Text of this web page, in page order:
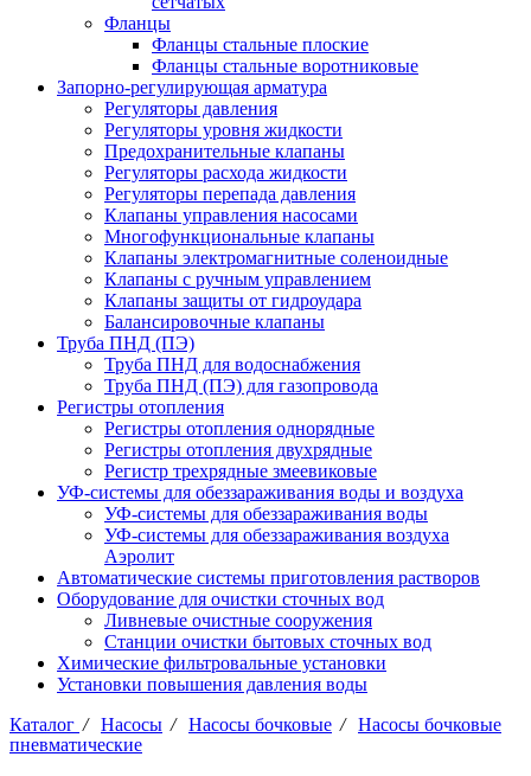
Фланцы
Фланцы стальные плоские
Фланцы стальные воротниковые
Запорно-регулирующая арматура
Регуляторы давления
Регуляторы уровня жидкости
Предохранительные клапаны
Регуляторы расхода жидкости
Регуляторы перепада давления
Клапаны управления насосами
Многофункциональные клапаны
Клапаны электромагнитные соленоидные
Клапаны с ручным управлением
Клапаны защиты от гидроудара
Балансировочные клапаны
Труба ПНД (ПЭ)
Труба ПНД для водоснабжения
Труба ПНД (ПЭ) для газопровода
Регистры отопления
Регистры отопления однорядные
Регистры отопления двухрядные
Регистр трехрядные змеевиковые
УФ-системы для обеззараживания воды и воздуха
УФ-системы для обеззараживания воды
УФ-системы для обеззараживания воздуха
Аэролит
Автоматические системы приготовления растворов
Оборудование для очистки сточных вод
Ливневые очистные сооружения
Станции очистки бытовых сточных вод
Химические фильтровальные установки
Установки повышения давления воды
Каталог / Насосы / Насосы бочковые / Насосы бочковые
пневматические